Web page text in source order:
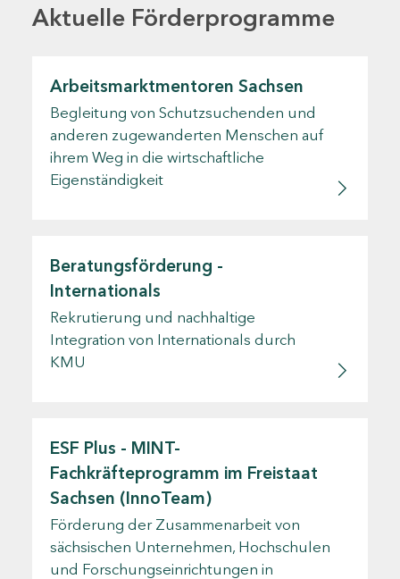
Aktuelle Förderprogramme
Arbeitsmarktmentoren Sachsen
Begleitung von Schutzsuchenden und
anderen zugewanderten Menschen auf
ihrem Weg in die wirtschaftliche
Eigenständigkeit
Beratungsförderung -
Internationals
Rekrutierung und nachhaltige
Integration von Internationals durch
KMU
ESF Plus - MINT-
Fachkräfteprogramm im Freistaat
Sachsen (InnoTeam)
Förderung der Zusammenarbeit von
sächsischen Unternehmen, Hochschulen
und Forschungseinrichtungen in